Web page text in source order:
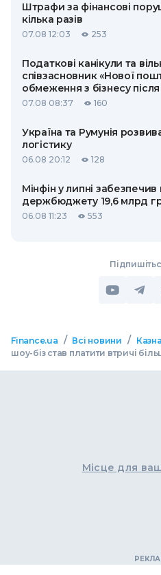
Штрафи за фінансові
кілька разів
07.08 12:03 253
Податкові канікули та
співзасновник «Нової
обмеження з бізнесу
07.08 08:37 160
Україна та Румунія
логістику
06.08 20:12 128
Мінфін у липні
держбюджету 19,6 млрд
06.08 11:23 553
Finance.ua / Всі новини /
шоу-біз став платити втричі
Місце для